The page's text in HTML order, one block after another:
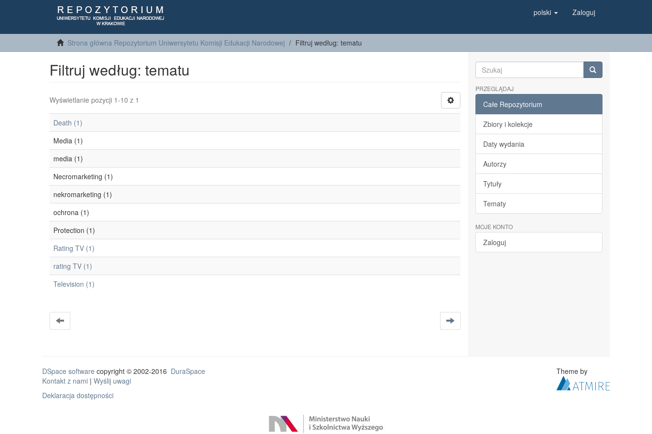
polski Zaloguj
Strona główna Repozytorium Uniwersytetu Komisji Edukacji Narodowej Filtruj według: tematu
Filtruj według: tematu
Wyświetlanie pozycji 1-10 z 1
Death (1)
Media (1)
media (1)
Necromarketing (1)
nekromarketing (1)
ochrona (1)
Protection (1)
Rating TV (1)
rating TV (1)
Television (1)
PRZEGLĄDAJ
Całe Repozytorium
Zbiory i kolekcje
Daty wydania
Autorzy
Tytuły
Tematy
MOJE KONTO
Zaloguj
DSpace software copyright © 2002-2016 DuraSpace
Kontakt z nami | Wyślij uwagi
Deklaracja dostępności
Theme by